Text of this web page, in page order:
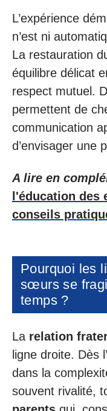
L’expérience
n’est ni
La restauration
équilibre délicat
respect mutuel.
permettent de
communication
d’envisager une
A lire en
l'éducation des
conseils
Pourquoi les
sœurs se
temps ?
La relation
ligne droite. Dès
dans la
souvent rivalité,